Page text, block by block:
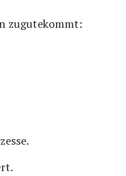
zugutekommt: